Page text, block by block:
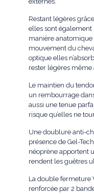
Restant légères
elles sont également
manière
mouvement du
optique elles
rester légères
Le maintien du
un rembourrage
aussi une tenue
risque qu’elles ne
Une doublure anti-
présence de Gel-
néoprène apportent
rendent les guêtres
La double fermeture
renforcée par 2